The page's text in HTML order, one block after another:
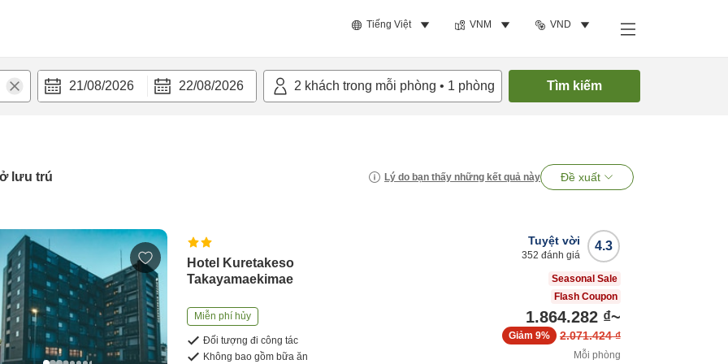
Tiếng Việt VNM VND
21/08/2026 22/08/2026 2 khách trong mỗi phòng • 1 phòng Tìm kiếm
lưu trú Lý do bạn thấy những kết quả này Đề xuất
Hotel Kuretakeso
Takayamaekimae
Miễn phí hủy
Đối tượng đi công tác
Không bao gồm bữa ăn
4.3
Tuyệt vời
352 đánh giá
Seasonal Sale
Flash Coupon
1.864.282 ₫~
2.071.424 ₫
Giảm 9%
Mỗi phòng